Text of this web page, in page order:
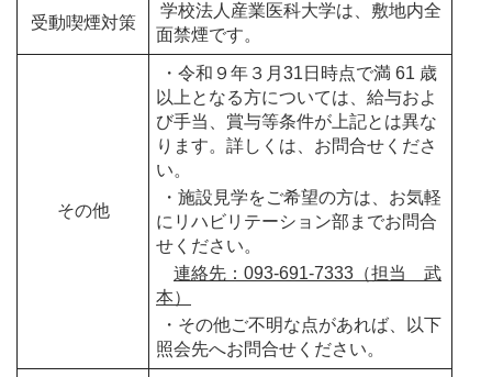
受動喫煙対策
学校法人産業医科大学は、敷地内全
面禁煙です。
その他
・令和９年３月31日時点で満 61 歳
以上となる方については、給与およ
び手当、賞与等条件が上記とは異な
ります。詳しくは、お問合せくださ
い。
・施設見学をご希望の方は、お気軽
にリハビリテーション部までお問合
せください。
連絡先：093-691-7333（担当 武
本）
・その他ご不明な点があれば、以下
照会先へお問合せください。